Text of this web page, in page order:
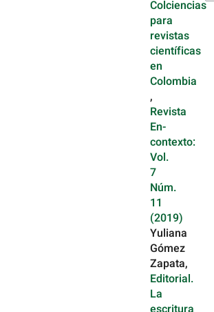
Colciencias
para
revistas
científicas
en
Colombia
,
Revista
En-
contexto:
Vol.
7
Núm.
11
(2019)
Yuliana
Gómez
Zapata,
Editorial.
La